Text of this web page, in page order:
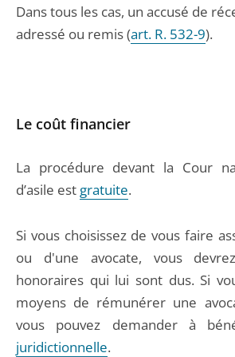
Dans tous les cas, un accusé de
adressé ou remis (art. R. 532-9).
Le coût financier
La procédure devant la Cour
d’asile est gratuite.
Si vous choisissez de vous faire
ou d'une avocate, vous
honoraires qui lui sont dus. Si
moyens de rémunérer une
vous pouvez demander à
juridictionnelle.